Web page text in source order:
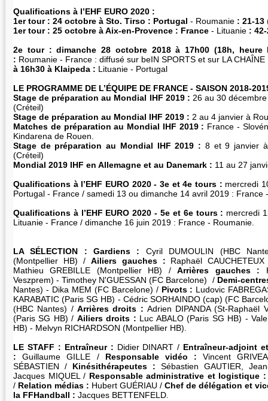
Qualifications à l’EHF EURO 2020 :
1er tour : 24 octobre à Sto. Tirso : Portugal - Roumanie : 21-13
1er tour : 25 octobre à Aix-en-Provence : France - Lituanie :
2e tour : dimanche 28 octobre 2018 à 17h00 (18h, heure
: Roumanie - France : diffusé sur beIN SPORTS et sur LA CHAÎNE
à 16h30 à Klaipeda : Lituanie - Portugal
LE PROGRAMME DE L’ÉQUIPE DE FRANCE - SAISON 2018-
Stage de préparation au Mondial IHF 2019 : 26 au 30
(Créteil)
Stage de préparation au Mondial IHF 2019 : 2 au 4 janvier à
Matches de préparation au Mondial IHF 2019 : France -
Kindarena de Rouen.
Stage de préparation au Mondial IHF 2019 : 8 et 9 janvier
(Créteil)
Mondial 2019 IHF en Allemagne et au Danemark : 11 au 27
Qualifications à l’EHF EURO 2020 - 3e et 4e tours : mercredi
Portugal - France / samedi 13 ou dimanche 14 avril 2019 : France
Qualifications à l’EHF EURO 2020 - 5e et 6e tours : mercredi
Lituanie - France / dimanche 16 juin 2019 : France - Roumanie.
LA SÉLECTION : Gardiens :
Cyril DUMOULIN (HBC
(Montpellier HB) / Ailiers gauches :
Raphaël
Mathieu GREBILLE (Montpellier HB) /
Arrières gauches :
Veszprem) - Timothey N'GUESSAN (FC Barcelone) / Demi-
Nantes) - Dika MEM (FC Barcelone) / Pivots : Ludovic
KARABATIC (Paris SG HB) - Cédric SORHAINDO (cap) (FC
(HBC Nantes) / Arrières droits : Adrien DIPANDA (St-Raphaël
(Paris SG HB) / Ailiers droits : Luc ABALO (Paris SG HB) -
HB) - Melvyn RICHARDSON (Montpellier HB).
LE STAFF : Entraîneur : Didier DINART / Entraîneur-adjoint
:
Guillaume GILLE / Responsable vidéo :
Vincent
SÉBASTIEN /
Kinésithérapeutes :
Sébastien GAUTIER,
Jacques MIQUEL / Responsable administrative et logistique :
/ Relation médias : Hubert GUÉRIAU / Chef de délégation et
la FFHandball : Jacques BETTENFELD.